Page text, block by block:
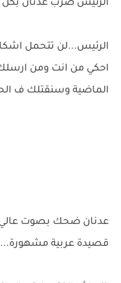
الرئيس ضرب عدنان
الرئيس...لن تتحمل
احكي من انت ومن
الماضية وسنقتلك ف
عدنان ضحك بصوت عالي
قصيدة عربية مشهورة...